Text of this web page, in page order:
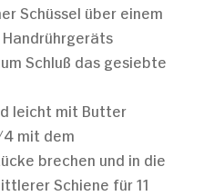
Schüssel über einem
Schluß das gesiebte
leicht mit Butter
mit dem
brechen und in die
Schiene für 11